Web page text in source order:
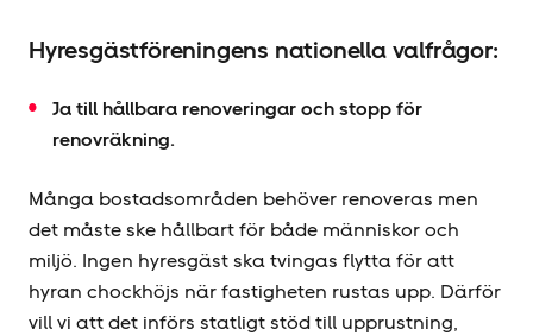
Hyresgäst­föreningens nationella valfrågor:
Ja till hållbara renoveringar och stopp för
renovräkning.
Många bostadsområden behöver renoveras men
det måste ske hållbart för både människor och
miljö. Ingen hyresgäst ska tvingas flytta för att
hyran chockhöjs när fastigheten rustas upp. Därför
vill vi att det införs statligt stöd till upprustning,